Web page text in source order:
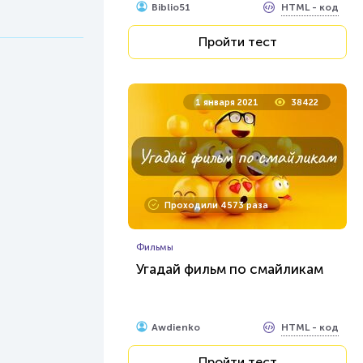
Biblio51 HTML - код
Пройти тест
1 января 2021 38422
Проходили 4573 раза
Фильмы
Угадай фильм по смайликам
Awdienko HTML - код